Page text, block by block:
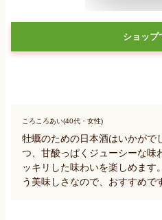
ショップ
ころころあい(40代・女性)
牡蠣のための日本酒はいかがで
つ、甘酸っぱくジューシーな味
ッキリした味わいを楽しめます
う美味しさなので、おすすめで